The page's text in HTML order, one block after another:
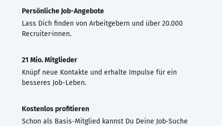
Persönliche Job-Angebote
Lass Dich finden von Arbeitgebern und über 20.000
Recruiter·innen.
21 Mio. Mitglieder
Knüpf neue Kontakte und erhalte Impulse für ein
besseres Job-Leben.
Kostenlos profitieren
Schon als Basis-Mitglied kannst Du Deine Job-Suche